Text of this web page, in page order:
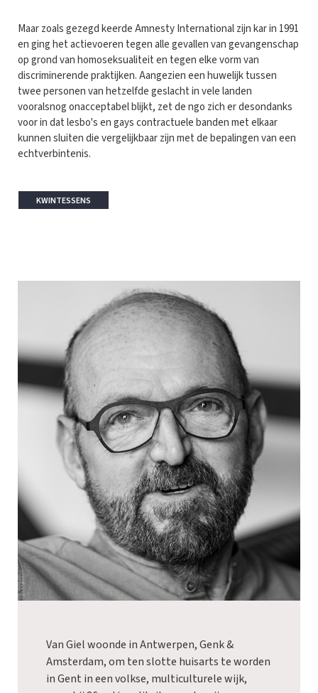
Maar zoals gezegd keerde Amnesty International zijn kar in 1991
en ging het actievoeren tegen alle gevallen van gevangenschap
op grond van homoseksualiteit en tegen elke vorm van
discriminerende praktijken. Aangezien een huwelijk tussen
twee personen van hetzelfde geslacht in vele landen
vooralsnog onacceptabel blijkt, zet de ngo zich er desondanks
voor in dat lesbo's en gays contractuele banden met elkaar
kunnen sluiten die vergelijkbaar zijn met de bepalingen van een
echtverbintenis.
KWINTESSENS
Van Giel woonde in Antwerpen, Genk &
Amsterdam, om ten slotte huisarts te worden
in Gent in een volkse, multiculturele wijk,